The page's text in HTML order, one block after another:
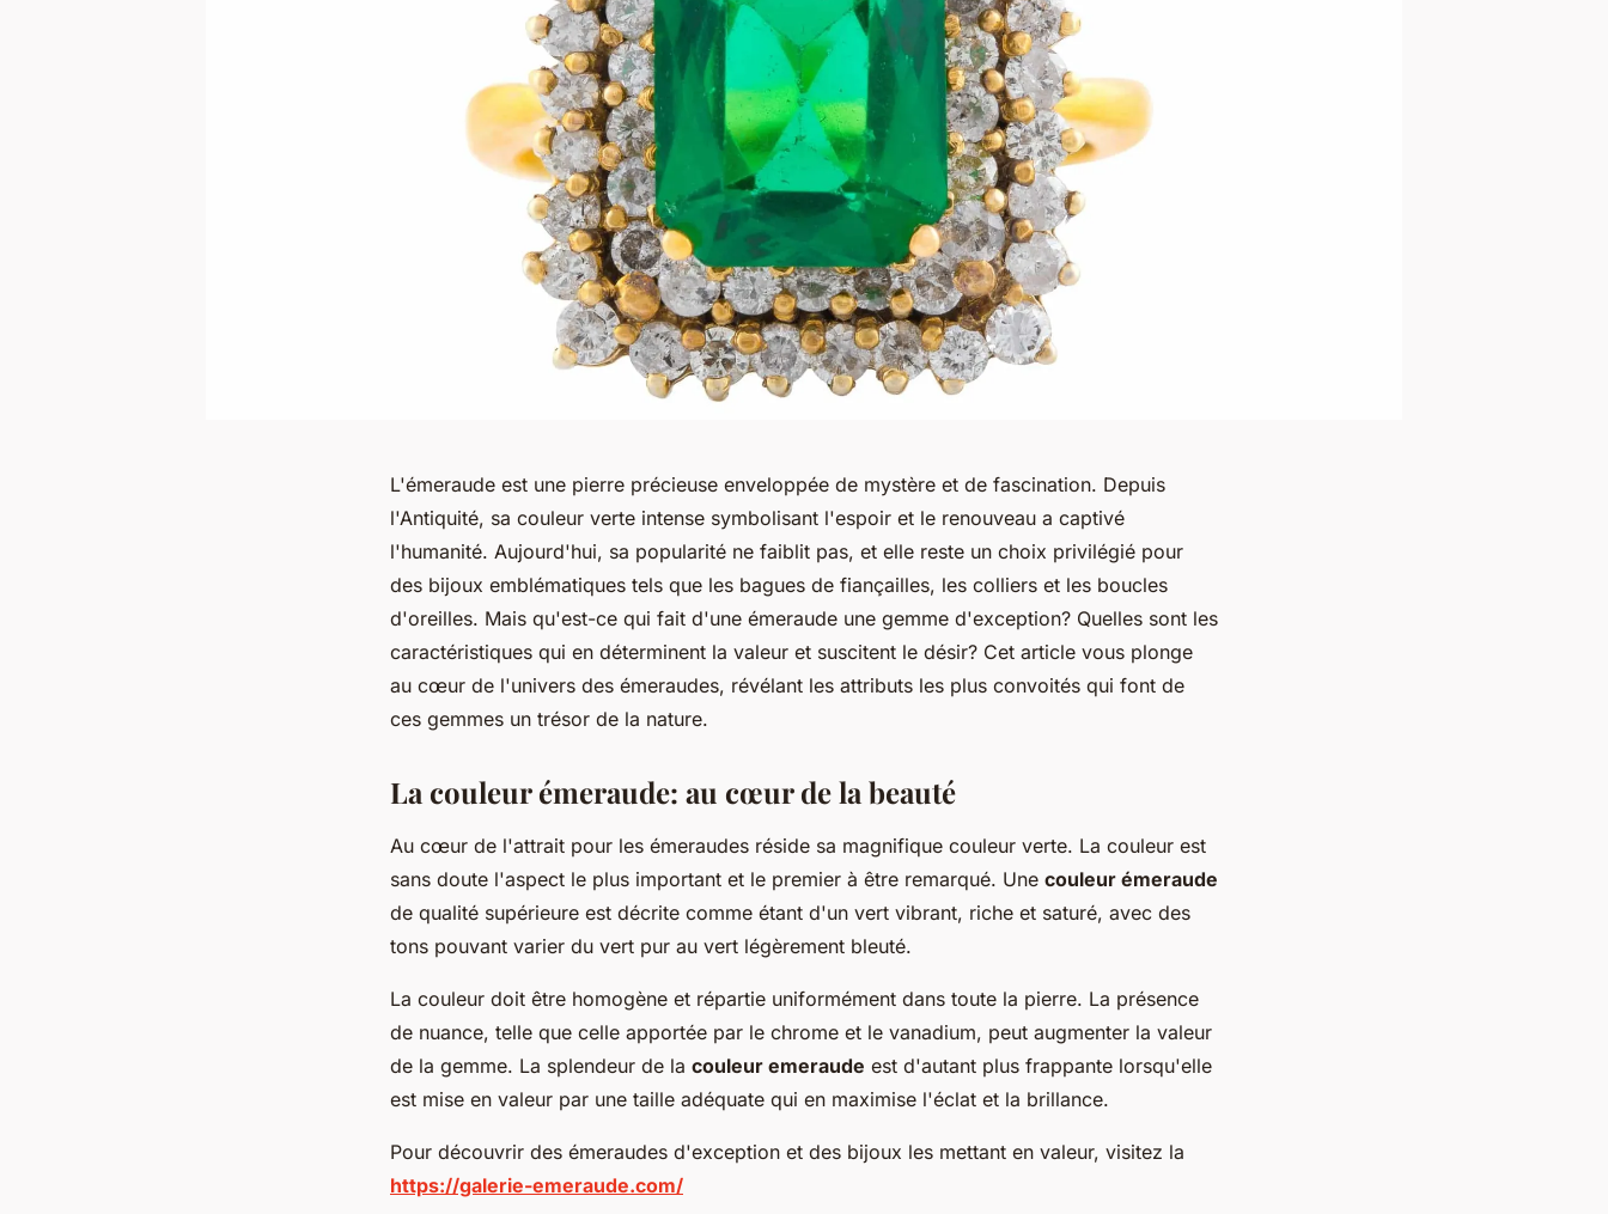
L'émeraude est une pierre précieuse enveloppée de mystère et de fascination. Depuis
l'Antiquité, sa couleur verte intense symbolisant l'espoir et le renouveau a captivé
l'humanité. Aujourd'hui, sa popularité ne faiblit pas, et elle reste un choix privilégié pour
des bijoux emblématiques tels que les bagues de fiançailles, les colliers et les boucles
d'oreilles. Mais qu'est-ce qui fait d'une émeraude une gemme d'exception? Quelles sont les
caractéristiques qui en déterminent la valeur et suscitent le désir? Cet article vous plonge
au cœur de l'univers des émeraudes, révélant les attributs les plus convoités qui font de
ces gemmes un trésor de la nature.
La couleur émeraude: au cœur de la beauté
Au cœur de l'attrait pour les émeraudes réside sa magnifique couleur verte. La couleur est
sans doute l'aspect le plus important et le premier à être remarqué. Une couleur émeraude
de qualité supérieure est décrite comme étant d'un vert vibrant, riche et saturé, avec des
tons pouvant varier du vert pur au vert légèrement bleuté.
La couleur doit être homogène et répartie uniformément dans toute la pierre. La présence
de nuance, telle que celle apportée par le chrome et le vanadium, peut augmenter la valeur
de la gemme. La splendeur de la couleur emeraude est d'autant plus frappante lorsqu'elle
est mise en valeur par une taille adéquate qui en maximise l'éclat et la brillance.
Pour découvrir des émeraudes d'exception et des bijoux les mettant en valeur, visitez la
https://galerie-emeraude.com/